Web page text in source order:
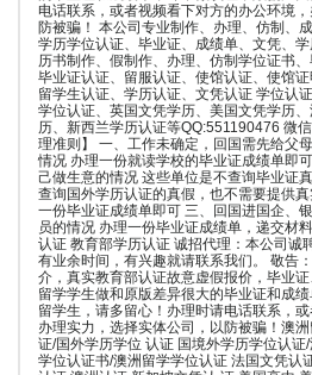
电话联系，或者视频看下对方的办公环境
防被骗！ 本公司专业制作、办理、仿制、
学历学位认证、毕业证、成绩单、文凭、
历书制作、假制作、办理、仿制学位证书、
毕业证认证、留服认证、使馆认证、使馆证
留学生认证、学历认证、文凭认证 学位认
学位认证、英国文凭学历、美国文凭学历
历、新西兰学历认证等QQ:551190476 微
理准则】 一、工作未确定，回国需先给父
情况 办理一份就读学校的毕业证成绩单即
己做生意的情况 这些单位是不查询毕业证
查询国外学历认证的真假，也不需要提供
一份毕业证成绩单即可 三、回国进国企、
员的情况 办理一份毕业证成绩单，递交材
认证 教育部学历认证 诚招代理：本公司诚
有业余时间，有兴趣就请联系我们。 敬告
介，真实教育部认证故意虚假报价，毕业
留学学生做和原版差异很大的毕业证和成
留学生，请多留心！办理时请电话联系，
办理实力，选择实体公司，以防被骗！澳
证/国外学历学位 认证 国境外学历学位认
学位认证书/澳洲留学学位认证 法国文凭认